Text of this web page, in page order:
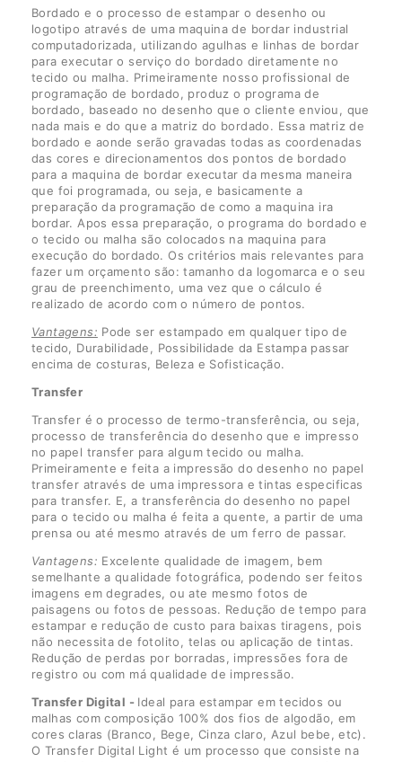
Bordado e o processo de estampar o desenho ou
logotipo através de uma maquina de bordar industrial
computadorizada, utilizando agulhas e linhas de bordar
para executar o serviço do bordado diretamente no
tecido ou malha. Primeiramente nosso profissional de
programação de bordado, produz o programa de
bordado, baseado no desenho que o cliente enviou, que
nada mais e do que a matriz do bordado. Essa matriz de
bordado e aonde serão gravadas todas as coordenadas
das cores e direcionamentos dos pontos de bordado
para a maquina de bordar executar da mesma maneira
que foi programada, ou seja, e basicamente a
preparação da programação de como a maquina ira
bordar. Apos essa preparação, o programa do bordado e
o tecido ou malha são colocados na maquina para
execução do bordado. Os critérios mais relevantes para
fazer um orçamento são: tamanho da logomarca e o seu
grau de preenchimento, uma vez que o cálculo é
realizado de acordo com o número de pontos.
Vantagens: Pode ser estampado em qualquer tipo de
tecido, Durabilidade, Possibilidade da Estampa passar
encima de costuras, Beleza e Sofisticação.
Transfer
Transfer é o processo de termo-transferência, ou seja,
processo de transferência do desenho que e impresso
no papel transfer para algum tecido ou malha.
Primeiramente e feita a impressão do desenho no papel
transfer através de uma impressora e tintas especificas
para transfer. E, a transferência do desenho no papel
para o tecido ou malha é feita a quente, a partir de uma
prensa ou até mesmo através de um ferro de passar.
Vantagens: Excelente qualidade de imagem, bem
semelhante a qualidade fotográfica, podendo ser feitos
imagens em degrades, ou ate mesmo fotos de
paisagens ou fotos de pessoas. Redução de tempo para
estampar e redução de custo para baixas tiragens, pois
não necessita de fotolito, telas ou aplicação de tintas.
Redução de perdas por borradas, impressões fora de
registro ou com má qualidade de impressão.
Transfer Digital - Ideal para estampar em tecidos ou
malhas com composição 100% dos fios de algodão, em
cores claras (Branco, Bege, Cinza claro, Azul bebe, etc).
O Transfer Digital Light é um processo que consiste na